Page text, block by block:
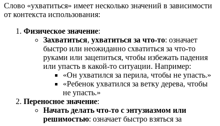
Слово «ухватиться» имеет несколько значений в зависимости
от контекста использования:
Физическое значение:
Захватиться, ухватиться за что-то: означает
быстро или неожиданно схватиться за что-то
руками или зацепиться, чтобы избежать падения
или упасть в какой-то ситуации. Например:
«Он ухватился за перила, чтобы не упасть.»
«Ребенок ухватился за ветку дерева, чтобы
не упасть.»
Переносное значение:
Начать делать что-то с энтузиазмом или
решимостью: означает быстро взяться за